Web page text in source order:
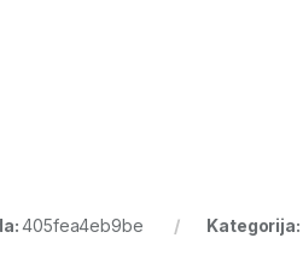
405fea4eb9be Kategorija: